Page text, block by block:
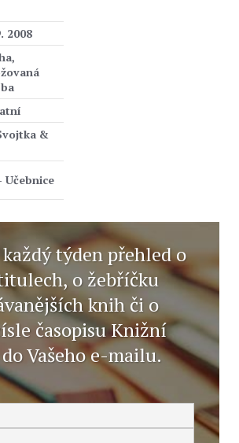
2008
&
Učebnice
týden přehled o
o žebříčku
knih či o
časopisu Knižní
Vašeho e-mailu.